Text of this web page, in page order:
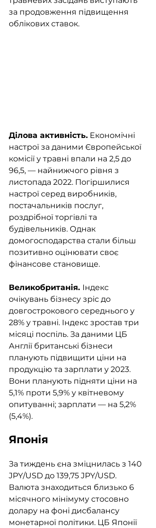
за продовження підвищення
облікових ставок.
Ділова активність. Економічні
настрої за даними Європейської
комісії у травні впали на 2,5 до
96,5, — найнижчого рівня з
листопада 2022. Погіршилися
настрої серед виробників,
постачальників послуг,
роздрібної торгівлі та
будівельників. Однак
домогосподарства стали більш
позитивно оцінювати своє
фінансове становище.
Великобританія. Індекс
очікувань бізнесу зріс до
довгострокового середнього у
28% у травні. Індекс зростав три
місяці поспіль. За даними ЦБ
Англії британські бізнеси
планують підвищити ціни на
продукцію та зарплати у 2023.
Вони планують підняти ціни на
5,1% проти 5,9% у квітневому
опитуванні; зарплати — на 5,2%
(5,4%).
Японія
За тиждень єна зміцнилась з 140
JPY/USD до 139,75 JPY/USD.
Валюта знаходиться близько 6
місячного мінімуму стосовно
долару на фоні дисбалансу
монетарної політики. ЦБ Японії